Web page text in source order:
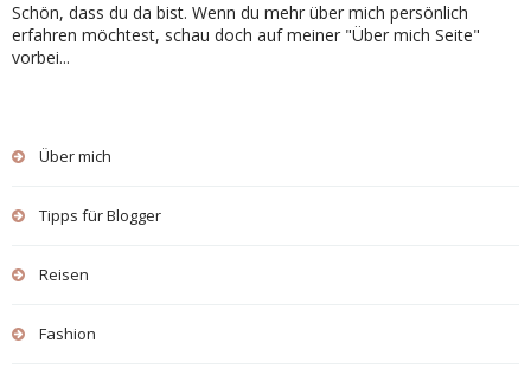
Schön, dass du da bist. Wenn du mehr über mich persönlich
erfahren möchtest, schau doch auf meiner "Über mich Seite"
vorbei...
Über mich
Tipps für Blogger
Reisen
Fashion